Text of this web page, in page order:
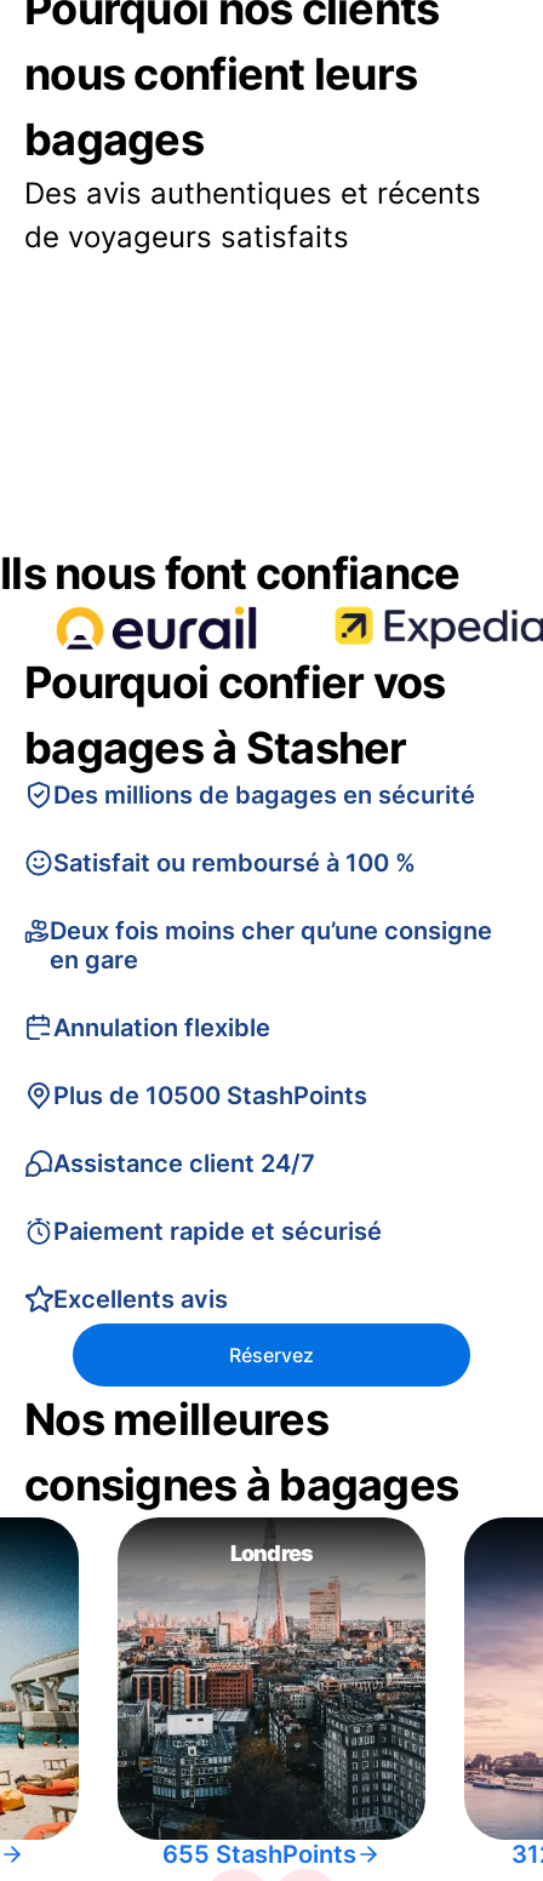
nous confient leurs
bagages
Des avis authentiques et récents
de voyageurs satisfaits
Ils nous font confiance
Pourquoi confier vos
bagages à Stasher
Des millions de bagages en sécurité
Satisfait ou remboursé à 100 %
Deux fois moins cher qu’une consigne
en gare
Annulation flexible
Plus de 10500 StashPoints
Assistance client 24/7
Paiement rapide et sécurisé
Excellents avis
Réservez
Nos meilleures
consignes à bagages
Londres
655 StashPoints